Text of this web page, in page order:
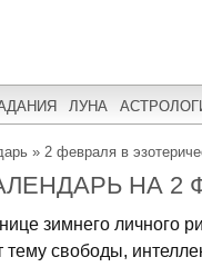
ЛУНА
» 2 февраля в
НА 2
зимнего личного
свободы,